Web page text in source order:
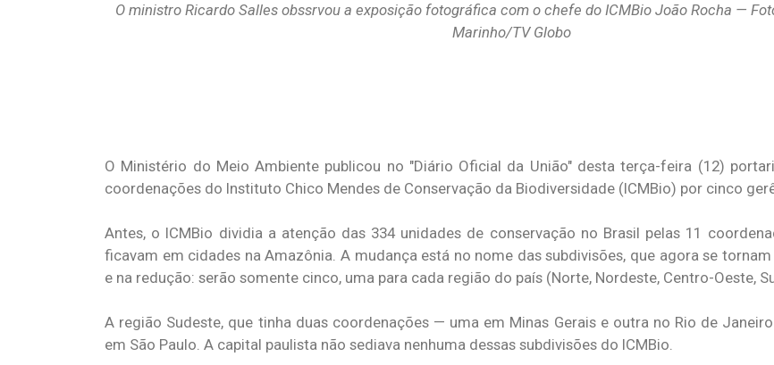
O ministro Ricardo Salles obssrvou a exposição fotográfica com o chefe do ICMBio João Rocha —
Marinho/TV Globo
O Ministério do Meio Ambiente publicou no "Diário Oficial da União" desta terça-feira (12)
coordenações do Instituto Chico Mendes de Conservação da Biodiversidade (ICMBio) por cinco
Antes, o ICMBio dividia a atenção das 334 unidades de conservação no Brasil pelas 11
ficavam em cidades na Amazônia. A mudança está no nome das subdivisões, que agora se
e na redução: serão somente cinco, uma para cada região do país (Norte, Nordeste, Centro-Oeste,
A região Sudeste, que tinha duas coordenações — uma em Minas Gerais e outra no Rio de
em São Paulo. A capital paulista não sediava nenhuma dessas subdivisões do ICMBio.